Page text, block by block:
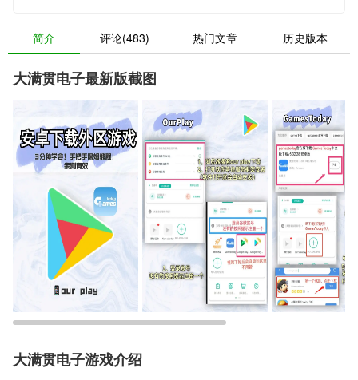
简介 评论(483) 热门文章 历史版本
大满贯电子最新版截图
大满贯电子游戏介绍